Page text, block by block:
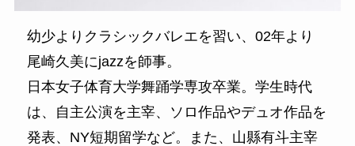
幼少よりクラシックバレエを習い、02年より
尾崎久美にjazzを師事。
日本女子体育大学舞踊学専攻卒業。学生時代
は、自主公演を主宰、ソロ作品やデュオ作品を
発表、NY短期留学など。また、山縣有斗主宰